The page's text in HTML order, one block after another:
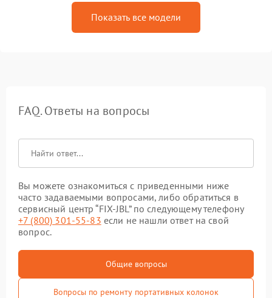
Показать все модели
FAQ. Ответы на вопросы
Вы можете ознакомиться с приведенными ниже
часто задаваемыми вопросами, либо обратиться в
сервисный центр “FIX-JBL” по следующему телефону
+7 (800) 301-55-83 если не нашли ответ на свой
вопрос.
Общие вопросы
Вопросы по ремонту портативных колонок